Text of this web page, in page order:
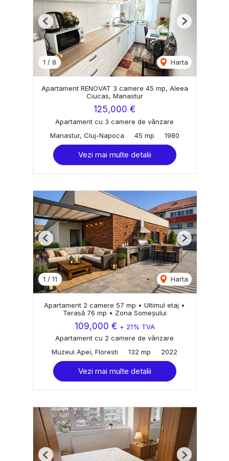
1 / 8 Harta
Previous Next
Apartament RENOVAT 3 camere 45 mp, Aleea
Ciucas, Manastur
125,000 €
Apartament cu 3 camere de vânzare
Manastur, Cluj-Napoca
45 mp 1980
Vezi mai multe detalii
1 / 11 Harta
Previous Next
Apartament 2 camere 57 mp • Ultimul etaj •
Terasă 76 mp • Zona Someșului
109,000 € + 21% TVA
Apartament cu 2 camere de vânzare
Muzeul Apei, Floresti
132 mp 2022
Vezi mai multe detalii
Previous Next